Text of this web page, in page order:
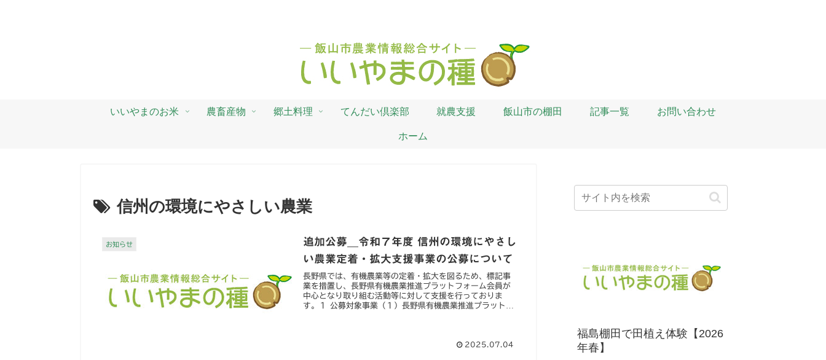
いいやまのお米 農畜産物 郷土料理 てんだい倶楽部 就農支援 飯山市の棚田 記事一覧 お問い合わせ
ホーム
信州の環境にやさしい農業
お知らせ
追加公募＿令和７年度 信州の環境にやさし
い農業定着・拡大支援事業の公募について
長野県では、有機農業等の定着・拡大を図るため、標記事
業を措置し、長野県有機農業推進プラットフォーム会員が
中心となり取り組む活動等に対して支援を行っておりま
す。１ 公募対象事業（１）長野県有機農業推進プラットフ
2025.07.04
福島棚田で田植え体験【2026
年春】